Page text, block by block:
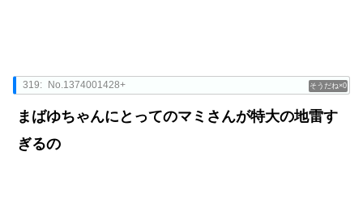
0
319: No.1374001428+
まばゆちゃんにとってのマミさんが特大の地雷す
ぎるの